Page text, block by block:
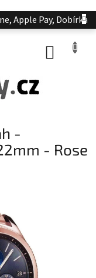
Apple Pay, Dobírka
-
- Rose